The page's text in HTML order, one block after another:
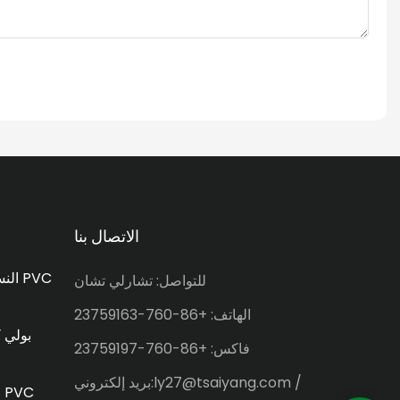
القماش المشمع PVC / النسيج PVC
بولي
القماش المشمع المطلي بالـ PVC
الاتصال بنا
للتواصل: تشارلي تشان
الهاتف: +86-760-23759163
فاكس: +86-760-23759197
بريد إلكتروني:ly27@tsaiyang.com /